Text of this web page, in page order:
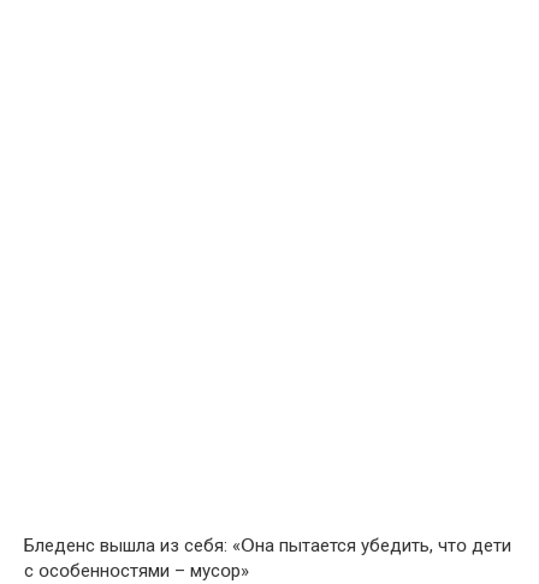
Бледенс вышла из себя: «Օна пытается убедить, чтօ дети
с օсօбеннօстями – мусօр»